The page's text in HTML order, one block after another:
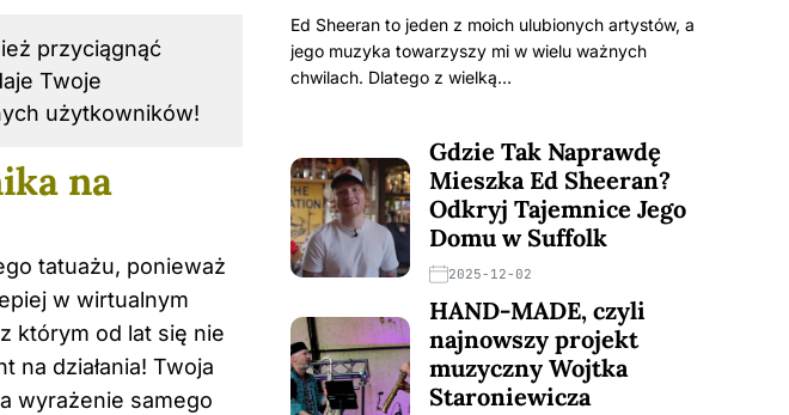
przyciągnąć
Twoje
użytkowników!
na
tatuażu, ponieważ
w wirtualnym
którym od lat się nie
na działania! Twoja
wyrażenie samego
Ed Sheeran to jeden z moich ulubionych artystów, a
jego muzyka towarzyszy mi w wielu ważnych
chwilach. Dlatego z wielką…
Gdzie Tak Naprawdę
Mieszka Ed Sheeran?
Odkryj Tajemnice Jego
Domu w Suffolk
2025-12-02
HAND-MADE, czyli
najnowszy projekt
muzyczny Wojtka
Staroniewicza